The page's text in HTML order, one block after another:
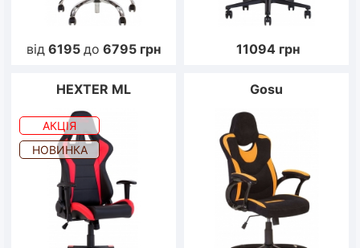
від 6195 до 6795 грн 11094 грн
HEXTER ML
АКЦІЯ
НОВИНКА
Gosu